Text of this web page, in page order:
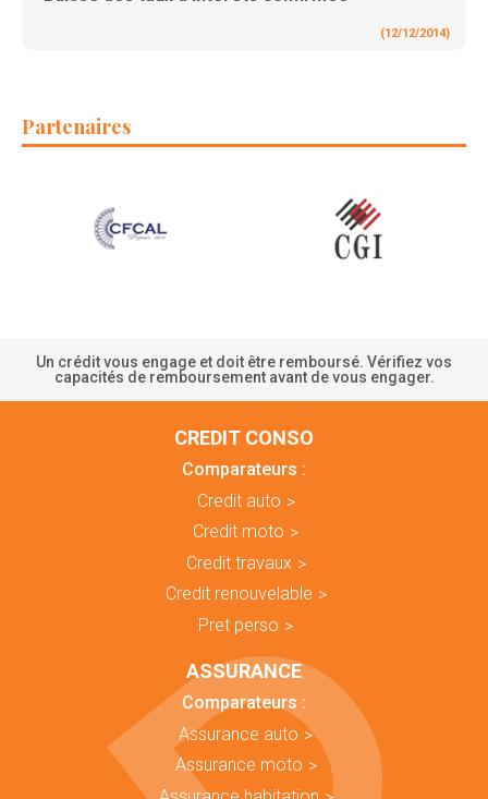
(12/12/2014)
Partenaires
Un crédit vous engage et doit être remboursé. Vérifiez vos
capacités de remboursement avant de vous engager.
CREDIT CONSO
Comparateurs :
Credit auto
Credit moto
Credit travaux
Credit renouvelable
Pret perso
ASSURANCE
Comparateurs :
Assurance auto
Assurance moto